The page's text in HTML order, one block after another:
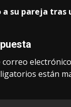
su pareja tras
correo
están